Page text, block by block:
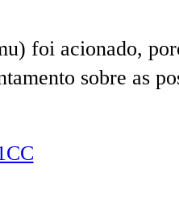
foi acionado,
sobre as